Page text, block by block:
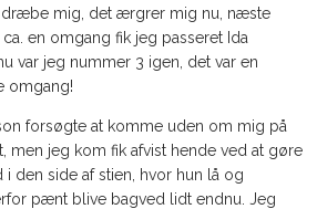
dræbe mig, det ærgrer mig nu, næste
en omgang fik jeg passeret Ida
var jeg nummer 3 igen, det var en
omgang!
forsøgte at komme uden om mig på
men jeg kom fik afvist hende ved at gøre
den side af stien, hvor hun lå og
pænt blive bagved lidt endnu. Jeg